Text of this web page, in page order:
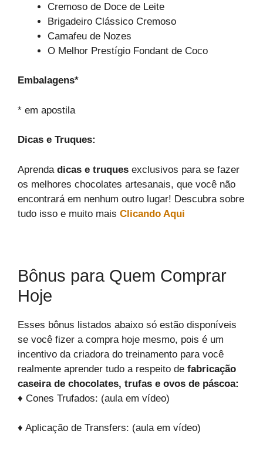
Cremoso de Doce de Leite
Brigadeiro Clássico Cremoso
Camafeu de Nozes
O Melhor Prestígio Fondant de Coco
Embalagens*
* em apostila
Dicas e Truques:
Aprenda dicas e truques exclusivos para se fazer
os melhores chocolates artesanais, que você não
encontrará em nenhum outro lugar! Descubra sobre
tudo isso e muito mais Clicando Aqui
Bônus para Quem Comprar
Hoje
Esses bônus listados abaixo só estão disponíveis
se você fizer a compra hoje mesmo, pois é um
incentivo da criadora do treinamento para você
realmente aprender tudo a respeito de fabricação
caseira de chocolates, trufas e ovos de páscoa:
♦ Cones Trufados: (aula em vídeo)
♦ Aplicação de Transfers: (aula em vídeo)